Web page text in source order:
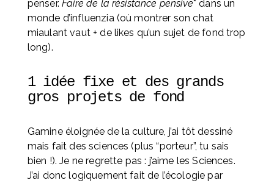
penser. Faire de la résistance pensive* dans un
monde d’influenzia (où montrer son chat
miaulant vaut + de likes qu’un sujet de fond trop
long).
1 idée fixe et des grands
gros projets de fond
Gamine éloignée de la culture, j’ai tôt dessiné
mais fait des sciences (plus “porteur”, tu sais
bien !). Je ne regrette pas : j’aime les Sciences.
J’ai donc logiquement fait de l’écologie par